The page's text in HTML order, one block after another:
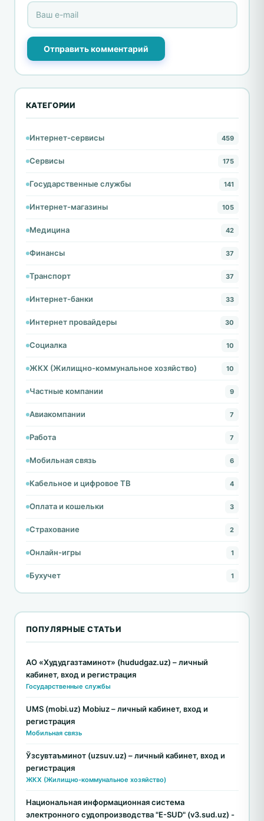
Отправить комментарий
КАТЕГОРИИ
Интернет-сервисы 459
Сервисы 175
Государственные службы 141
Интернет-магазины 105
Медицина 42
Финансы 37
Транспорт 37
Интернет-банки 33
Интернет провайдеры 30
Социалка 10
ЖКХ (Жилищно-коммунальное хозяйство) 10
Частные компании 9
Авиакомпании 7
Работа 7
Мобильная связь 6
Кабельное и цифровое ТВ 4
Оплата и кошельки 3
Страхование 2
Онлайн-игры 1
Бухучет 1
ПОПУЛЯРНЫЕ СТАТЬИ
АО «Худудгазтаминот» (hududgaz.uz) – личный
кабинет, вход и регистрация
Государственные службы
UMS (mobi.uz) Mobiuz – личный кабинет, вход и
регистрация
Мобильная связь
Ўзсувтаъминот (uzsuv.uz) – личный кабинет, вход и
регистрация
ЖКХ (Жилищно-коммунальное хозяйство)
Национальная информационная система
электронного судопроизводства "E-SUD" (v3.sud.uz) -